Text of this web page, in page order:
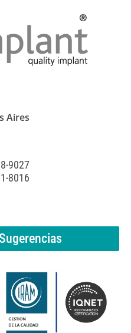
Aires
9027
8016